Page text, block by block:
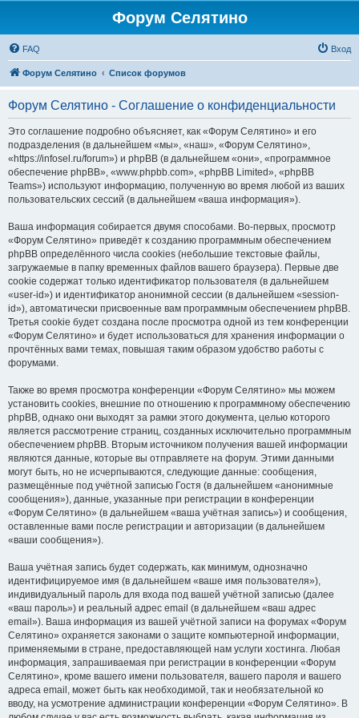
Форум Селятино
FAQ Вход
Форум Селятино Список форумов
Форум Селятино - Соглашение о конфиденциальности
Это соглашение подробно объясняет, как «Форум Селятино» и его
подразделения (в дальнейшем «мы», «наш», «Форум Селятино»,
«https://infosel.ru/forum») и phpBB (в дальнейшем «они», «программное
обеспечение phpBB», «www.phpbb.com», «phpBB Limited», «phpBB
Teams») используют информацию, полученную во время любой из ваших
пользовательских сессий (в дальнейшем «ваша информация»).
Ваша информация собирается двумя способами. Во-первых, просмотр
«Форум Селятино» приведёт к созданию программным обеспечением
phpBB определённого числа cookies (небольшие текстовые файлы,
загружаемые в папку временных файлов вашего браузера). Первые две
cookie содержат только идентификатор пользователя (в дальнейшем
«user-id») и идентификатор анонимной сессии (в дальнейшем «session-
id»), автоматически присвоенные вам программным обеспечением phpBB.
Третья cookie будет создана после просмотра одной из тем конференции
«Форум Селятино» и будет использоваться для хранения информации о
прочтённых вами темах, повышая таким образом удобство работы с
форумами.
Также во время просмотра конференции «Форум Селятино» мы можем
установить cookies, внешние по отношению к программному обеспечению
phpBB, однако они выходят за рамки этого документа, целью которого
является рассмотрение страниц, созданных исключительно программным
обеспечением phpBB. Вторым источником получения вашей информации
являются данные, которые вы отправляете на форум. Этими данными
могут быть, но не исчерпываются, следующие данные: сообщения,
размещённые под учётной записью Гостя (в дальнейшем «анонимные
сообщения»), данные, указанные при регистрации в конференции
«Форум Селятино» (в дальнейшем «ваша учётная запись») и сообщения,
оставленные вами после регистрации и авторизации (в дальнейшем
«ваши сообщения»).
Ваша учётная запись будет содержать, как минимум, однозначно
идентифицируемое имя (в дальнейшем «ваше имя пользователя»),
индивидуальный пароль для входа под вашей учётной записью (далее
«ваш пароль») и реальный адрес email (в дальнейшем «ваш адрес
email»). Ваша информация из вашей учётной записи на форумах «Форум
Селятино» охраняется законами о защите компьютерной информации,
применяемыми в стране, предоставляющей нам услуги хостинга. Любая
информация, запрашиваемая при регистрации в конференции «Форум
Селятино», кроме вашего имени пользователя, вашего пароля и вашего
адреса email, может быть как необходимой, так и необязательной ко
вводу, на усмотрение администрации конференции «Форум Селятино». В